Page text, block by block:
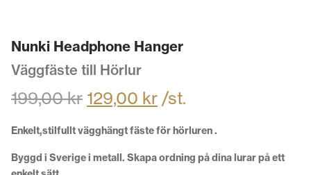
Nunki Headphone Hanger
Väggfäste till Hörlur
199,00kr 129,00 kr /st.
Enkelt,stilfullt vägghängt fäste för hörluren .
Byggd i Sverige i metall. Skapa ordning på dina lurar på ett